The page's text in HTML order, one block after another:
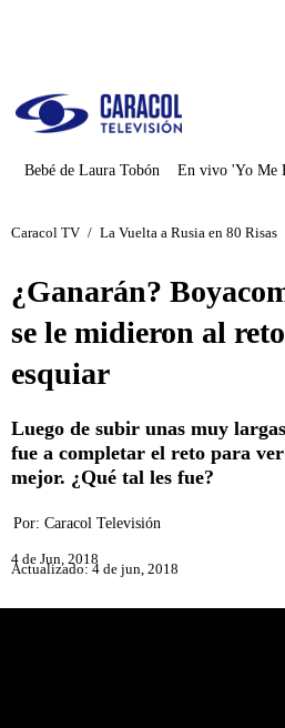
Bebé de Laura Tobón En vivo 'Yo Me
Caracol TV / La Vuelta a Rusia en 80 Risas
¿Ganarán?
se le midieron al
esquiar
Luego de subir unas muy
fue a completar el reto para
mejor. ¿Qué tal les fue?
Por: Caracol Televisión
4 de Jun, 2018
Actualizado: 4 de jun, 2018